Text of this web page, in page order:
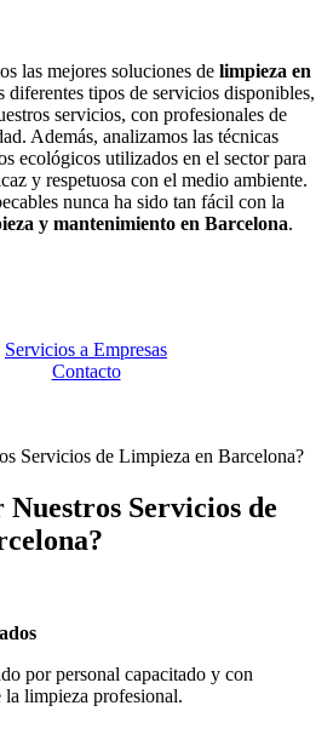
las mejores soluciones de limpieza en
diferentes tipos de servicios disponibles,
servicios, con profesionales de
Además, analizamos las técnicas
ecológicos utilizados en el sector para
y respetuosa con el medio ambiente.
nunca ha sido tan fácil con la
y mantenimiento en Barcelona.
Servicios a Empresas
Contacto
Servicios de
por personal capacitado y con
la limpieza profesional.